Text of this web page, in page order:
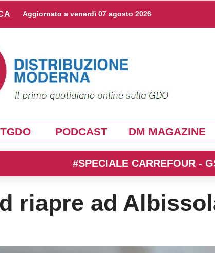
Aggiornato a venerdì 07 agosto 2026
TGDO PODCAST DM MAGAZINE
#SPECIALE CARREFOUR -
riapre ad